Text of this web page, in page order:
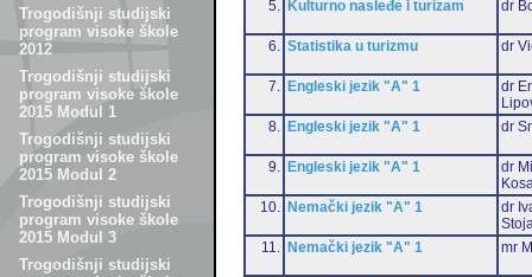
Trogodišnji studijski
program visoke škole
2012
Trogodišnji studijski
program visoke škole
2015 Modul 1
Trogodišnji studijski
program visoke škole
2015 Modul 2
Trogodišnji studijski
program visoke škole
2015 Modul 3
Trogodišnji studijski
5. Kulturno nasleđe i turizam dr
6. Statistika u turizmu dr
7. Engleski jezik "A" 1
dr
8.
Engleski jezik "A" 1 dr
9. Engleski jezik "A" 1
dr
10.
Nemački jezik "A" 1
dr
11.
Nemački jezik "A" 1 mr